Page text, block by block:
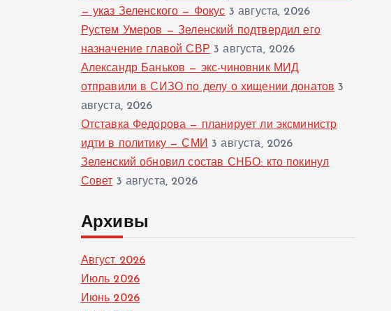
— указ Зеленского — Фокус 3 августа, 2026
Рустем Умеров — Зеленский подтвердил его
назначение главой СВР 3 августа, 2026
Александр Баньков — экс-чиновник МИД
отправили в СИЗО по делу о хищении донатов 3
августа, 2026
Отставка Федорова — планирует ли эксминистр
идти в политику — СМИ 3 августа, 2026
Зеленский обновил состав СНБО: кто покинул
Совет 3 августа, 2026
Архивы
Август 2026
Июль 2026
Июнь 2026